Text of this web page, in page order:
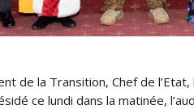
de la Transition, Chef de
ce lundi dans la matinée,